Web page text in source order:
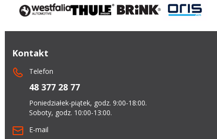
Kontakt
Telefon
48 377 28 77
Poniedziałek-piątek, godz. 9:00-18:00.
Soboty, godz. 10:00-13:00.
E-mail